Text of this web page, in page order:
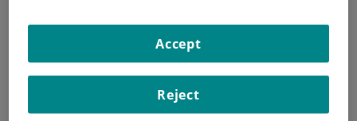
Investigación
Reject
Accept